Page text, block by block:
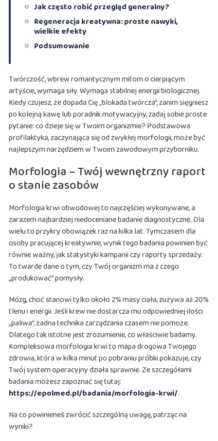
Jak często robić przegląd generalny?
Regeneracja kreatywna: proste nawyki,
wielkie efekty
Podsumowanie
Twórczość, wbrew romantycznym mitom o cierpiącym
artyście, wymaga siły. Wymaga stabilnej energii biologicznej.
Kiedy czujesz, że dopada Cię „blokada twórcza”, zanim sięgniesz
po kolejną kawę lub poradnik motywacyjny, zadaj sobie proste
pytanie: co dzieje się w Twoim organizmie? Podstawowa
profilaktyka, zaczynająca się od zwykłej morfologii, może być
najlepszym narzędziem w Twoim zawodowym przyborniku.
Morfologia – Twój wewnętrzny raport
o stanie zasobów
Morfologia krwi obwodowej to najczęściej wykonywane, a
zarazem najbardziej niedoceniane badanie diagnostyczne. Dla
wielu to przykry obowiązek raz na kilka lat. Tymczasem dla
osoby pracującej kreatywnie, wynik tego badania powinien być
równie ważny, jak statystyki kampanii czy raporty sprzedaży.
To twarde dane o tym, czy Twój organizm ma z czego
„produkować” pomysły.
Mózg, choć stanowi tylko około 2% masy ciała, zużywa aż 20%
tlenu i energii. Jeśli krew nie dostarcza mu odpowiedniej ilości
„paliwa”, żadna technika zarządzania czasem nie pomoże.
Dlatego tak istotne jest zrozumienie, co właściwie badamy.
Kompleksowa morfologia krwi to mapa drogowa Twojego
zdrowia, która w kilka minut po pobraniu próbki pokazuje, czy
Twój system operacyjny działa sprawnie. Ze szczegółami
badania możesz zapoznać się tutaj:
https://epolmed.pl/badania/morfologia-krwi/.
Na co powinieneś zwrócić szczególną uwagę, patrząc na
wyniki?